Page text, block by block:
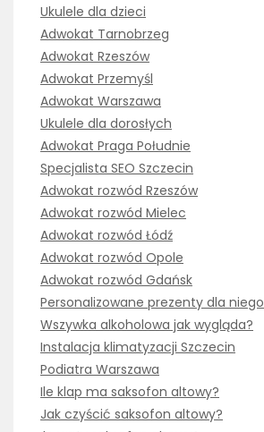
Ukulele dla dzieci
Adwokat Tarnobrzeg
Adwokat Rzeszów
Adwokat Przemyśl
Adwokat Warszawa
Ukulele dla dorosłych
Adwokat Praga Południe
Specjalista SEO Szczecin
Adwokat rozwód Rzeszów
Adwokat rozwód Mielec
Adwokat rozwód Łódź
Adwokat rozwód Opole
Adwokat rozwód Gdańsk
Personalizowane prezenty dla niego
Wszywka alkoholowa jak wygląda?
Instalacja klimatyzacji Szczecin
Podiatra Warszawa
Ile klap ma saksofon altowy?
Jak czyścić saksofon altowy?